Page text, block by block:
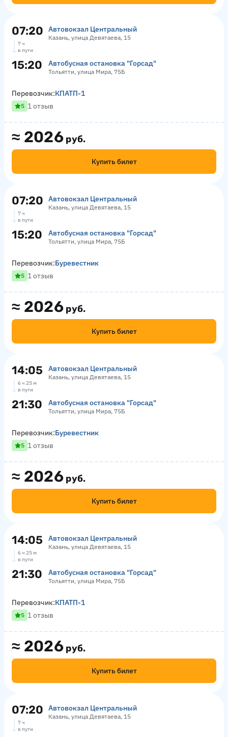
07:20 Автовокзал Центральный
Казань, улица Девятаева, 15
7 ч
в пути
15:20 Автобусная остановка "Горсад"
Тольятти, улица Мира, 75Б
≈ 2026 руб.
Купить билет
Перевозчик:КПАТП-1
5 1 отзыв
07:20 Автовокзал Центральный
Казань, улица Девятаева, 15
7 ч
в пути
15:20 Автобусная остановка "Горсад"
Тольятти, улица Мира, 75Б
≈ 2026 руб.
Купить билет
Перевозчик:Буревестник
5 1 отзыв
14:05 Автовокзал Центральный
Казань, улица Девятаева, 15
6 ч 25 м
в пути
21:30 Автобусная остановка "Горсад"
Тольятти, улица Мира, 75Б
≈ 2026 руб.
Купить билет
Перевозчик:Буревестник
5 1 отзыв
14:05 Автовокзал Центральный
Казань, улица Девятаева, 15
6 ч 25 м
в пути
21:30 Автобусная остановка "Горсад"
Тольятти, улица Мира, 75Б
≈ 2026 руб.
Купить билет
Перевозчик:КПАТП-1
5 1 отзыв
07:20 Автовокзал Центральный
Казань, улица Девятаева, 15
7 ч
в пути